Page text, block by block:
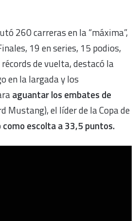
260 carreras en la “máxima”,
19 en series, 15 podios,
de vuelta, destacó la
en la largada y los
aguantar los embates de
Mustang), el líder de la Copa de
como escolta a 33,5 puntos.